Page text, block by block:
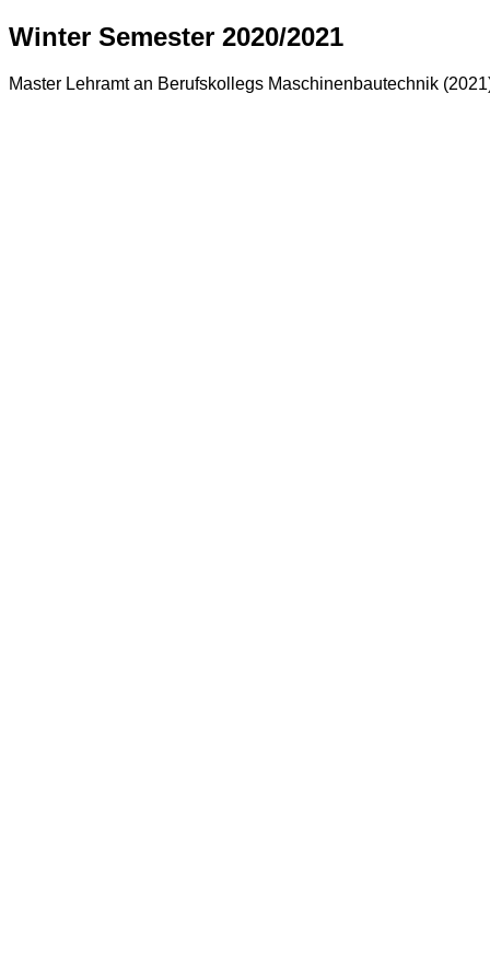
Winter Semester 2020/2021
Master Lehramt an Berufskollegs Maschinenbautechnik